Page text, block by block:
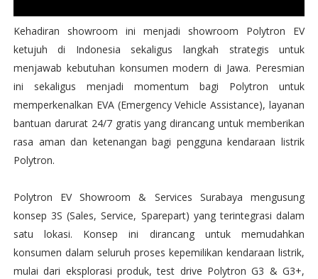
Kehadiran showroom ini menjadi showroom Polytron EV
ketujuh di Indonesia sekaligus langkah strategis untuk
menjawab kebutuhan konsumen modern di Jawa. Peresmian
ini sekaligus menjadi momentum bagi Polytron untuk
memperkenalkan EVA (Emergency Vehicle Assistance), layanan
bantuan darurat 24/7 gratis yang dirancang untuk memberikan
rasa aman dan ketenangan bagi pengguna kendaraan listrik
Polytron.
Polytron EV Showroom & Services Surabaya mengusung
konsep 3S (Sales, Service, Sparepart) yang terintegrasi dalam
satu lokasi. Konsep ini dirancang untuk memudahkan
konsumen dalam seluruh proses kepemilikan kendaraan listrik,
mulai dari eksplorasi produk, test drive Polytron G3 & G3+,